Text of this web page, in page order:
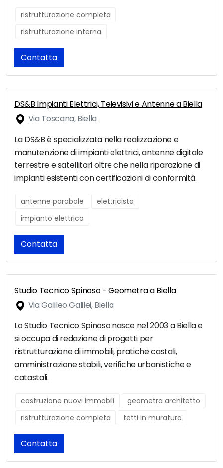
ristrutturazione completa
ristrutturazione interna
Contatta
DS&B Impianti Elettrici, Televisivi e Antenne a Biella
Via Toscana, Biella
La DS&B è specializzata nella realizzazione e
manutenzione di impianti elettrici, antenne digitale
terrestre e satellitari oltre che nella riparazione di
impianti esistenti con certificazioni di conformità.
antenne parabole
elettricista
impianto elettrico
Contatta
Studio Tecnico Spinoso - Geometra a Biella
Via Galileo Galilei, Biella
Lo Studio Tecnico Spinoso nasce nel 2003 a Biella e
si occupa di redazione di progetti per
ristrutturazione di immobili, pratiche castali,
amministrazione stabili, verifiche urbanistiche e
catastali.
costruzione nuovi immobili
geometra architetto
ristrutturazione completa
tetti in muratura
Contatta